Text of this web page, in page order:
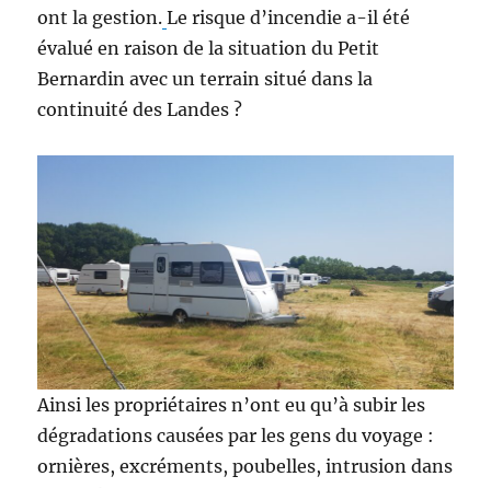
ont la gestion. Le risque d’incendie a-il été
évalué en raison de la situation du Petit
Bernardin avec un terrain situé dans la
continuité des Landes ?
Ainsi les propriétaires n’ont eu qu’à subir les
dégradations causées par les gens du voyage :
ornières, excréments, poubelles, intrusion dans